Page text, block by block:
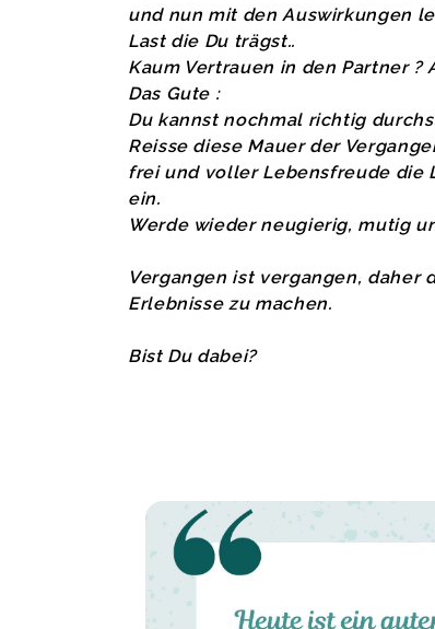
und nun mit den Auswirkungen
Last die Du trägst..
Kaum Vertrauen in den Partner
Das Gute :
Du kannst nochmal richtig
Reisse diese Mauer der
frei und voller Lebensfreude die
ein.
Werde wieder neugierig, mutig
Vergangen ist vergangen, daher
Erlebnisse zu machen.
Bist Du dabei?